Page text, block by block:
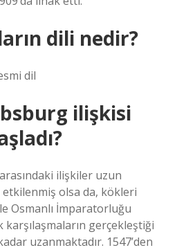
dili nedir?
dil
ilişkisi
ilişkiler uzun
etkilenmiş olsa da, kökleri
Osmanlı İmparatorluğu
gerçekleştiği
uzanmaktadır. 1547’den